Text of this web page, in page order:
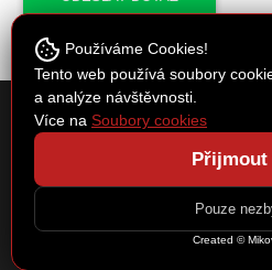
Cykloservis Kučera
Spojovací 30, Písková Lhota 290 01
cyklocentrum@seznam.cz
Copyright © 2026 by Cykloservis Kučera
Používáme Cookies!
Tento web používá soubory
a analýze návštěvnosti.
Více na Soubory cookies
Přijmout
Pouze
Created ©